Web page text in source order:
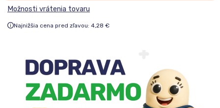
Najnižšia cena pred zľavou: 4,28 €
Možnosti vrátenia tovaru